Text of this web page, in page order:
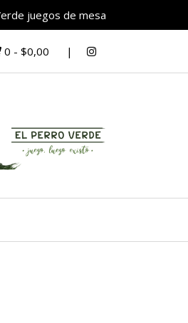
juegos de mesa
0 - $0,00